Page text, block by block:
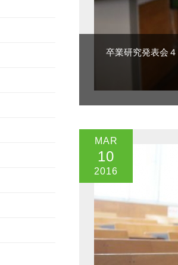
卒業研究発表会４
MAR
10
2016